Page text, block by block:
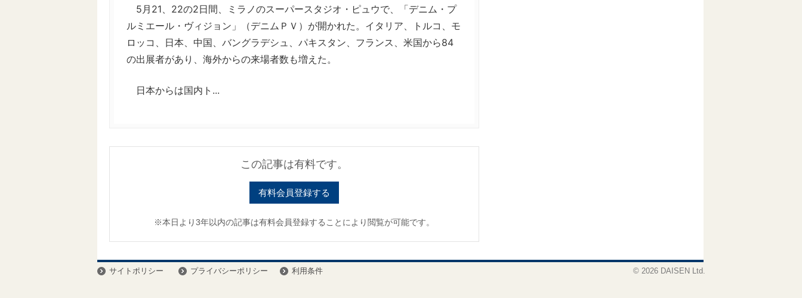
5月21、22の2日間、ミラノのスーパースタジオ・ピュウで、「デニム・プ
ルミエール・ヴィジョン」（デニムＰＶ）が開かれた。イタリア、トルコ、モ
ロッコ、日本、中国、バングラデシュ、パキスタン、フランス、米国から84
の出展者があり、海外からの来場者数も増えた。
日本からは国内ト...
この記事は有料です。
有料会員登録する
※本日より3年以内の記事は有料会員登録することにより閲覧が可能です。
サイトポリシー プライバシーポリシー 利用条件 © 2026 DAISEN Ltd.